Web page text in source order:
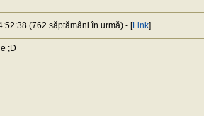
(762 săptămâni în urmă) - [Link]
;D